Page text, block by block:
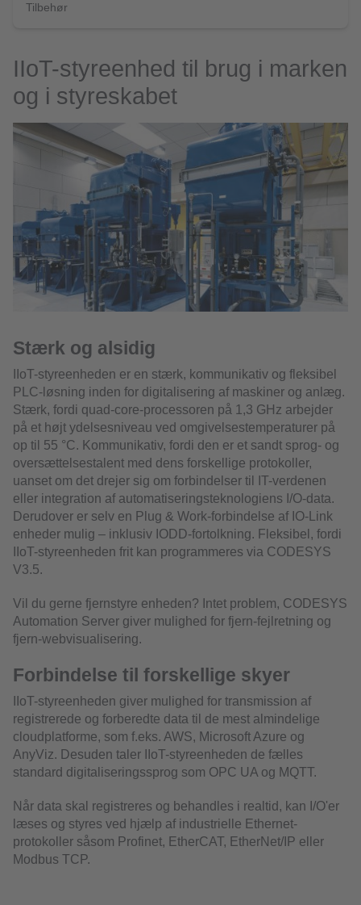
Tilbehør
IIoT-styreenhed til brug i marken
og i styreskabet
Stærk og alsidig
IIoT-styreenheden er en stærk, kommunikativ og fleksibel
PLC-løsning inden for digitalisering af maskiner og anlæg.
Stærk, fordi quad-core-processoren på 1,3 GHz arbejder
på et højt ydelsesniveau ved omgivelsestemperaturer på
op til 55 °C. Kommunikativ, fordi den er et sandt sprog- og
oversættelsestalent med dens forskellige protokoller,
uanset om det drejer sig om forbindelser til IT-verdenen
eller integration af automatiseringsteknologiens I/O-data.
Derudover er selv en Plug & Work-forbindelse af IO-Link
enheder mulig – inklusiv IODD-fortolkning. Fleksibel, fordi
IIoT-styreenheden frit kan programmeres via CODESYS
V3.5.
Vil du gerne fjernstyre enheden? Intet problem, CODESYS
Automation Server giver mulighed for fjern-fejlretning og
fjern-webvisualisering.
Forbindelse til forskellige skyer
IIoT-styreenheden giver mulighed for transmission af
registrerede og forberedte data til de mest almindelige
cloudplatforme, som f.eks. AWS, Microsoft Azure og
AnyViz. Desuden taler IIoT-styreenheden de fælles
standard digitaliseringssprog som OPC UA og MQTT.
Når data skal registreres og behandles i realtid, kan I/O'er
læses og styres ved hjælp af industrielle Ethernet-
protokoller såsom Profinet, EtherCAT, EtherNet/IP eller
Modbus TCP.